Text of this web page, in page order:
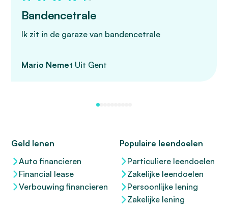
Bandencetrale
Ik zit in de garaze van bandencetrale
Mario Nemet Uit Gent
Geld lenen
Auto financieren
Financial lease
Verbouwing financieren
Populaire leendoelen
Particuliere leendoelen
Zakelijke leendoelen
Persoonlijke lening
Zakelijke lening